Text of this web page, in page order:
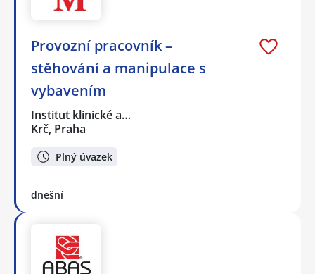
Provozní pracovník –
stěhování a manipulace s
vybavením
Institut klinické a…
Krč, Praha
Plný úvazek
dnešní